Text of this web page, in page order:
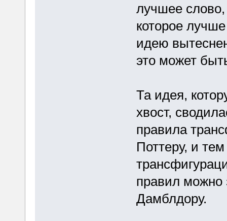
лучшее
которое
идею
это может
Та идея,
хвост,
правила
Поттеру, и
правил можно
Дамблдору.